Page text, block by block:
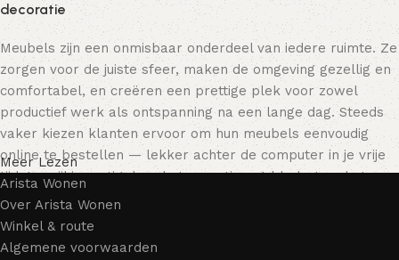
decoratie
Meubels zijn een onmisbaar onderdeel van iedere ruimte. Ze
zorgen voor de juiste sfeer, maken de omgeving gezellig en
comfortabel, en creëren een prettige plek voor zowel
productief werk als ontspanning na een lange dag. Steeds
vaker kiezen klanten ervoor om hun meubels eenvoudig
online te bestellen — lekker achter de computer in je vrije
tijd, terwijl je rustig door het assortiment bladert en het
meubelstuk kiest dat bij je past. Onze online winkel biedt
een uitgebreide catalogus met meubels voor zowel thuis als
kantoor.
Meer Lezen
Arista Wonen
Over Arista Wonen
Winkel & route
Algemene voorwaarden